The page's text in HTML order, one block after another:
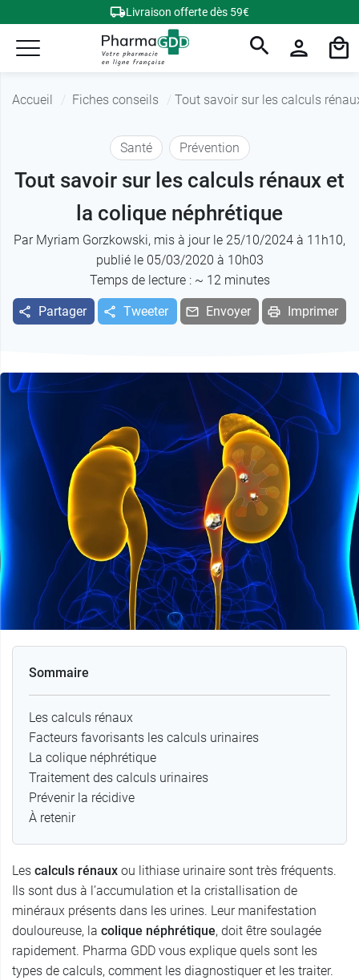
Livraison offerte dès 59€
Accueil Fiches conseils Tout savoir sur les calculs
Santé Prévention
Tout savoir sur les calculs rénaux et
la colique néphrétique
Par Myriam Gorzkowski, mis à jour le 25/10/2024 à 11h10,
publié le 05/03/2020 à 10h03
Temps de lecture : ~ 12minutes
Partager Tweeter Envoyer Imprimer
Sommaire
Les calculs rénaux
Facteurs favorisants les calculs urinaires
La colique néphrétique
Traitement des calculs urinaires
Prévenir la récidive
À retenir
Les calculs rénaux ou lithiase urinaire sont très fréquents.
Ils sont dus à l’accumulation et la cristallisation de
minéraux présents dans les urines. Leur manifestation
douloureuse, la colique néphrétique, doit être soulagée
rapidement. Pharma GDD vous explique quels sont les
types de calculs, comment les diagnostiquer et les traiter.